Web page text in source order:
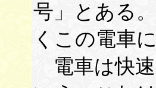
号」とある
くこの電車
電車は快速